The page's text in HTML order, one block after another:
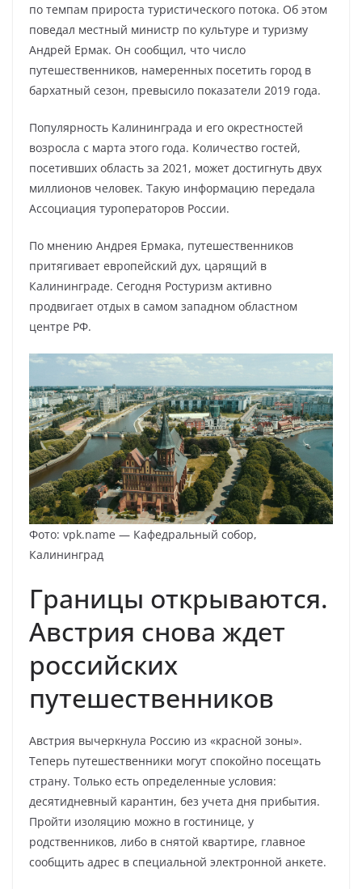
по темпам прироста туристического потока. Об этом
поведал местный министр по культуре и туризму
Андрей Ермак. Он сообщил, что число
путешественников, намеренных посетить город в
бархатный сезон, превысило показатели 2019 года.
Популярность Калининграда и его окрестностей
возросла с марта этого года. Количество гостей,
посетивших область за 2021, может достигнуть двух
миллионов человек. Такую информацию передала
Ассоциация туроператоров России.
По мнению Андрея Ермака, путешественников
притягивает европейский дух, царящий в
Калининграде. Сегодня Ростуризм активно
продвигает отдых в самом западном областном
центре РФ.
Фото: vpk.name — Кафедральный собор,
Калининград
Границы открываются.
Австрия снова ждет
российских
путешественников
Австрия вычеркнула Россию из «красной зоны».
Теперь путешественники могут спокойно посещать
страну. Только есть определенные условия:
десятидневный карантин, без учета дня прибытия.
Пройти изоляцию можно в гостинице, у
родственников, либо в снятой квартире, главное
сообщить адрес в специальной электронной анкете.